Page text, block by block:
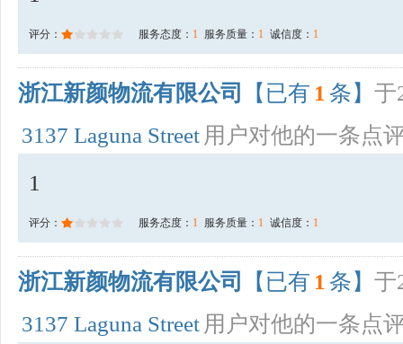
评分： 服务态度： 1 服务质量： 1 诚信度： 1
浙江新颜物流有限公司 【已有 1 条】 于
3137 Laguna Street 用户对他的一条点
1
评分： 服务态度： 1 服务质量： 1 诚信度： 1
浙江新颜物流有限公司 【已有 1 条】 于
3137 Laguna Street 用户对他的一条点